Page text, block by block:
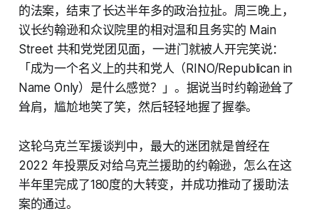
的法案，结束了长达半年多的政治拉扯。周三晚上，
议长约翰逊和众议院里的相对温和且务实的 Main
Street 共和党党团见面，一进门就被人开完笑说：
「成为一个名义上的共和党人（RINO/Republican in
Name Only）是什么感觉？」。据说当时约翰逊耸了
耸肩，尴尬地笑了笑，然后轻轻地握了握拳。
这轮乌克兰军援谈判中，最大的迷团就是曾经在
2022 年投票反对给乌克兰援助的约翰逊，怎么在这
半年里完成了180度的大转变，并成功推动了援助法
案的通过。